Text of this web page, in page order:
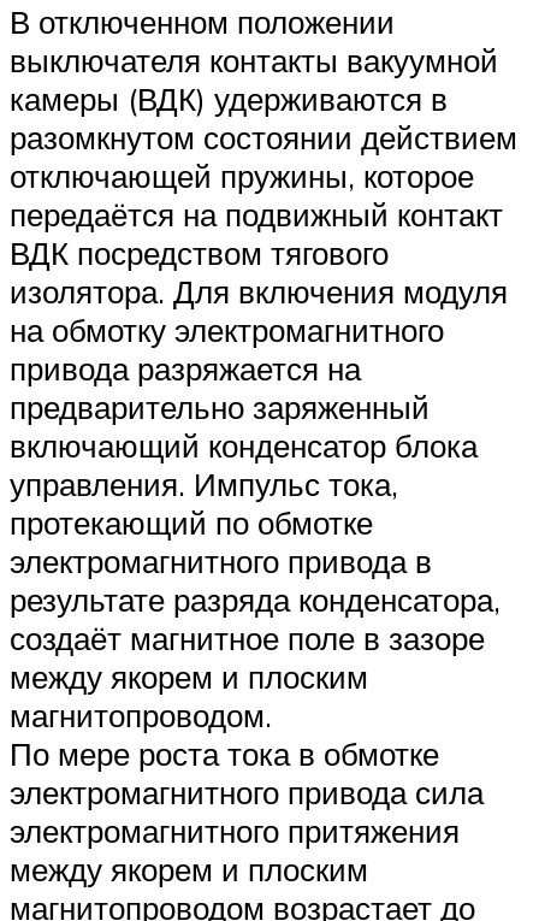
В отключенном положении
выключателя контакты вакуумной
камеры (ВДК) удерживаются в
разомкнутом состоянии действием
отключающей пружины, которое
передаётся на подвижный контакт
ВДК посредством тягового
изолятора. Для включения модуля
на обмотку электромагнитного
привода разряжается на
предварительно заряженный
включающий конденсатор блока
управления. Импульс тока,
протекающий по обмотке
электромагнитного привода в
результате разряда конденсатора,
создаёт магнитное поле в зазоре
между якорем и плоским
магнитопроводом.
По мере роста тока в обмотке
электромагнитного привода сила
электромагнитного притяжения
между якорем и плоским
магнитопроводом возрастает до